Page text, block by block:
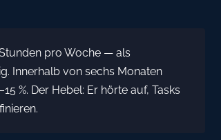
pro Woche — als
Innerhalb von sechs Monaten
%. Der Hebel: Er hörte auf, Tasks